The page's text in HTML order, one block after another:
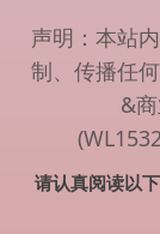
声明：本站
制、传播任
&
请认真阅读以